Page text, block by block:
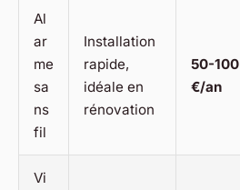
Al
ar
me
sa
ns
fil
Installation
rapide,
idéale en
rénovation
50-100
€/an
Vi